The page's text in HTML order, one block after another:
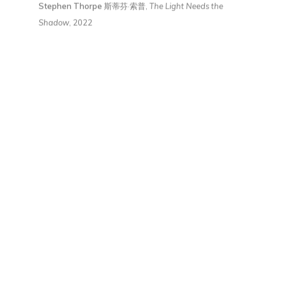
Stephen Thorpe 斯蒂芬·索普,The Light Needs the
Shadow, 2022